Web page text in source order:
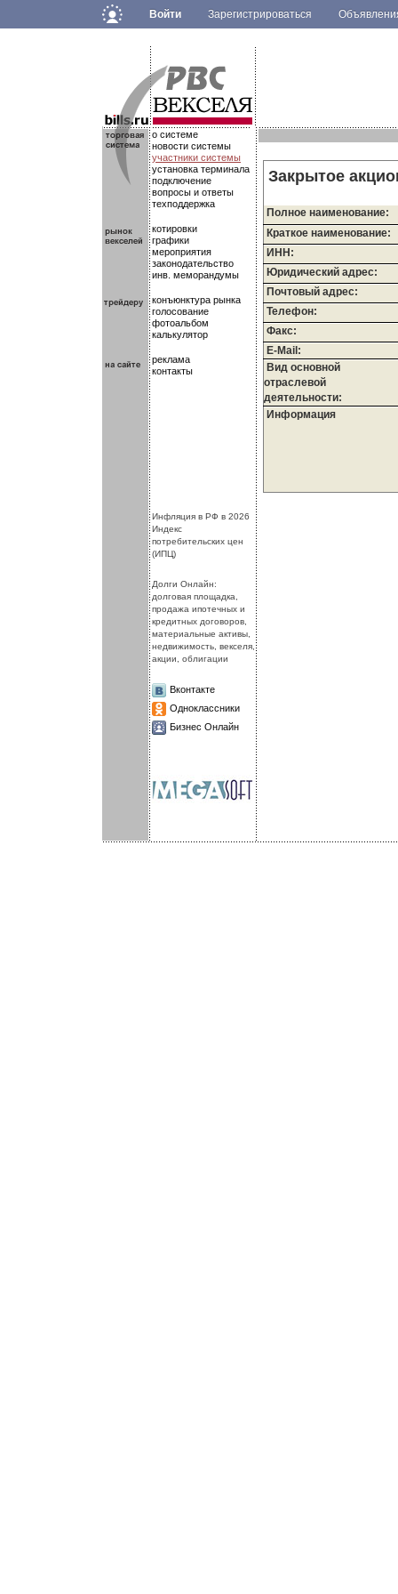
Войти Зарегистрироваться
.
.о системе
новости системы
участники системы
установка терминала
подключение
вопросы и ответы
техподдержка
котировки
графики
мероприятия
законодательство
инв. меморандумы
конъюнктура рынка
голосование
фотоальбом
калькулятор
реклама
контакты
.
Закрытое
Полное наименование:
Краткое наименование:
ИНН:
Юридический адрес:
Почтовый адрес:
Телефон:
Факс:
E-Mail:
Вид основной
отраслевой
деятельности:
Информация
.Инфляция в РФ в 2026
Индекс
потребительских цен
(ИПЦ)
Долги Онлайн:
долговая площадка,
продажа ипотечных и
кредитных договоров,
материальные активы,
недвижимость, векселя,
акции, облигации
Вконтакте
Одноклассники
Бизнес Онлайн
.